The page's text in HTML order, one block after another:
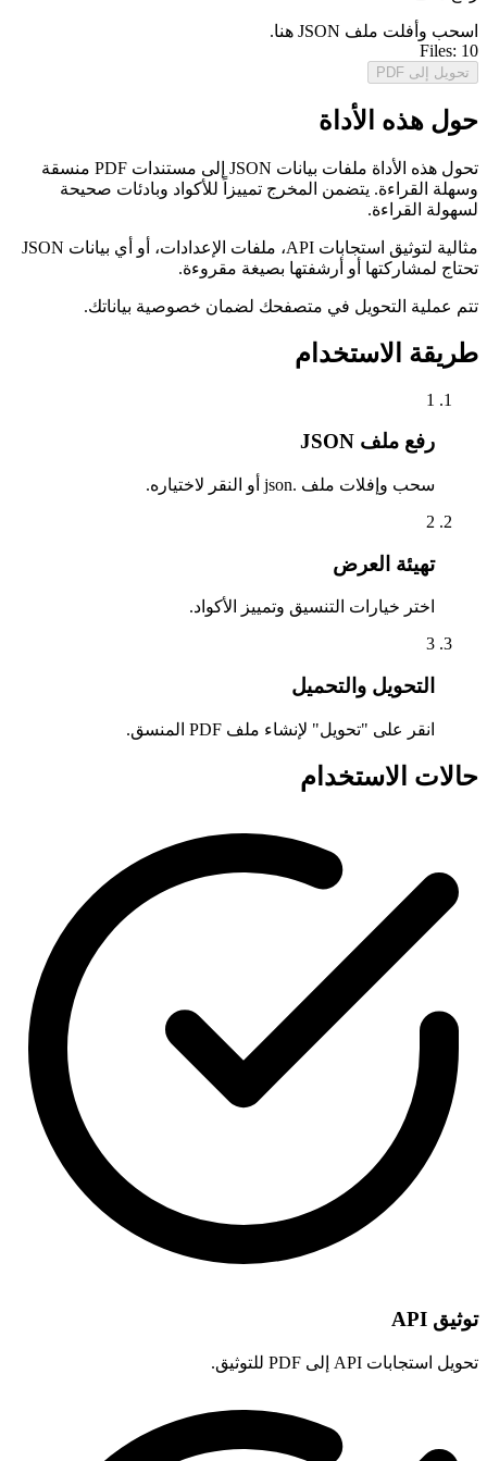
اسحب وأفلت ملف JSON هنا.
Files: 10
تحويل إلى PDF
حول هذه الأداة
تحول هذه الأداة ملفات بيانات JSON إلى مستندات PDF منسقة
وسهلة القراءة. يتضمن المخرج تمييزاً للأكواد وبادئات صحيحة
لسهولة القراءة.
مثالية لتوثيق استجابات API، ملفات الإعدادات، أو أي بيانات JSON
تحتاج لمشاركتها أو أرشفتها بصيغة مقروءة.
تتم عملية التحويل في متصفحك لضمان خصوصية بياناتك.
طريقة الاستخدام
1
رفع ملف JSON
سحب وإفلات ملف .json أو النقر لاختياره.
2
تهيئة العرض
اختر خيارات التنسيق وتمييز الأكواد.
3
التحويل والتحميل
انقر على "تحويل" لإنشاء ملف PDF المنسق.
حالات الاستخدام
توثيق API
تحويل استجابات API إلى PDF للتوثيق.